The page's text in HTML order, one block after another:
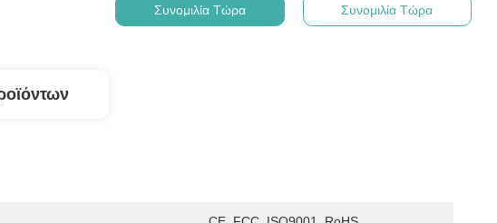
Συνομιλία Τώρα Συνομιλία Τώρα